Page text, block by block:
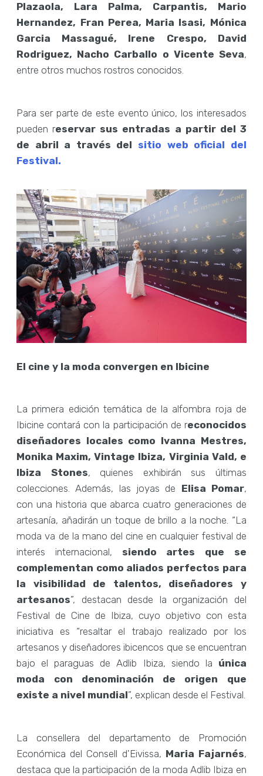
Plazaola, Lara Palma, Carpantis, Mario
Hernandez, Fran Perea, Maria Isasi, Mónica
Garcia Massagué, Irene Crespo, David
Rodriguez, Nacho Carballo o Vicente Seva,
entre otros muchos rostros conocidos.
Para ser parte de este evento único, los interesados
pueden reservar sus entradas a partir del 3
de abril a través del sitio web oficial del
Festival.
El cine y la moda convergen en Ibicine
La primera edición temática de la alfombra roja de
Ibicine contará con la participación de reconocidos
diseñadores locales como Ivanna Mestres,
Monika Maxim, Vintage Ibiza, Virginia Vald, e
Ibiza Stones, quienes exhibirán sus últimas
colecciones. Además, las joyas de Elisa Pomar,
con una historia que abarca cuatro generaciones de
artesanía, añadirán un toque de brillo a la noche. “La
moda va de la mano del cine en cualquier festival de
interés internacional, siendo artes que se
complementan como aliados perfectos para
la visibilidad de talentos, diseñadores y
artesanos”, destacan desde la organización del
Festival de Cine de Ibiza, cuyo objetivo con esta
iniciativa es “resaltar el trabajo realizado por los
artesanos y diseñadores ibicencos que se encuentran
bajo el paraguas de Adlib Ibiza, siendo la única
moda con denominación de origen que
existe a nivel mundial”, explican desde el Festival.
La consellera del departamento de Promoción
Económica del Consell d'Eivissa, Maria Fajarnés,
destaca que la participación de la moda Adlib Ibiza en